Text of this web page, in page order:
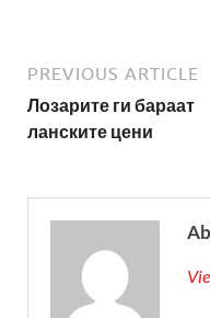
PREVIOUS ARTICLE
Лозарите ги бараат
ланските цени